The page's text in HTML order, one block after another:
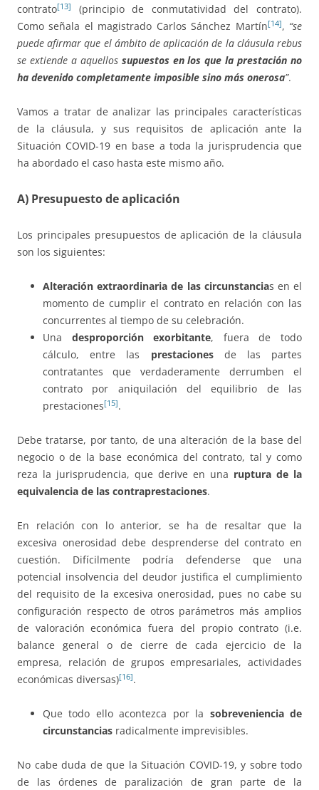
contrato[13]
(principio de conmutatividad del contrato).
Como señala el magistrado Carlos Sánchez Martín[14], “se
puede afirmar que el ámbito de aplicación de la cláusula rebus
se extiende a aquellos supuestos en los que la prestación no
ha devenido completamente imposible sino más onerosa”.
Vamos a tratar de analizar las principales características
de la cláusula, y sus requisitos de aplicación ante la
Situación COVID-19 en base a toda la jurisprudencia que
ha abordado el caso hasta este mismo año.
A) Presupuesto de aplicación
Los principales presupuestos de aplicación de la cláusula
son los siguientes:
Alteración extraordinaria de las circunstancias en el
momento de cumplir el contrato en relación con las
concurrentes al tiempo de su celebración.
Una desproporción exorbitante, fuera de todo
cálculo, entre las prestacionesde las partes
contratantes que verdaderamente derrumben el
contrato por aniquilación del equilibrio de las
prestaciones[15].
Debe tratarse, por tanto, de una alteración de la base del
negocio o de la base económica del contrato, tal y como
reza la jurisprudencia, que derive en una ruptura de la
equivalencia de las contraprestaciones.
En relación con lo anterior, se ha de resaltar que la
excesiva onerosidad debe desprenderse del contrato en
cuestión. Difícilmente podría defenderse que una
potencial insolvencia del deudor justifica el cumplimiento
del requisito de la excesiva onerosidad, pues no cabe su
configuración respecto de otros parámetros más amplios
de valoración económica fuera del propio contrato (i.e.
balance general o de cierre de cada ejercicio de la
empresa, relación de grupos empresariales, actividades
económicas diversas)[16].
Que todo ello acontezca por la sobreveniencia de
circunstancias radicalmente imprevisibles.
No cabe duda de que la Situación COVID-19, y sobre todo
de las órdenes de paralización de gran parte de la